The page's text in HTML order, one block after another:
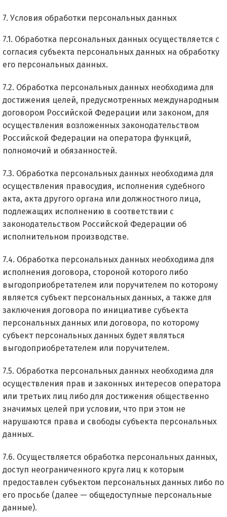
7. Условия обработки персональных данных
7.1. Обработка персональных данных осуществляется с
согласия субъекта персональных данных на обработку
его персональных данных.
7.2. Обработка персональных данных необходима для
достижения целей, предусмотренных международным
договором Российской Федерации или законом, для
осуществления возложенных законодательством
Российской Федерации на оператора функций,
полномочий и обязанностей.
7.3. Обработка персональных данных необходима для
осуществления правосудия, исполнения судебного
акта, акта другого органа или должностного лица,
подлежащих исполнению в соответствии с
законодательством Российской Федерации об
исполнительном производстве.
7.4. Обработка персональных данных необходима для
исполнения договора, стороной которого либо
выгодоприобретателем или поручителем по которому
является субъект персональных данных, а также для
заключения договора по инициативе субъекта
персональных данных или договора, по которому
субъект персональных данных будет являться
выгодоприобретателем или поручителем.
7.5. Обработка персональных данных необходима для
осуществления прав и законных интересов оператора
или третьих лиц либо для достижения общественно
значимых целей при условии, что при этом не
нарушаются права и свободы субъекта персональных
данных.
7.6. Осуществляется обработка персональных данных,
доступ неограниченного круга лиц к которым
предоставлен субъектом персональных данных либо по
его просьбе (далее — общедоступные персональные
данные).